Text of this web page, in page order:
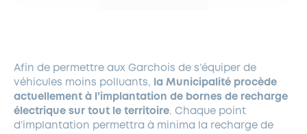
DEMANDE D’ABATTAGE
GESTION DU PATRIMOINE ARBORÉ
Afin de permettre aux Garchois de s’équiper de
véhicules moins polluants,
la Municipalité procède
actuellement à l’implantation de bornes de recharge
électrique sur tout le territoire. Chaque point
d’implantation permettra à minima la recharge de